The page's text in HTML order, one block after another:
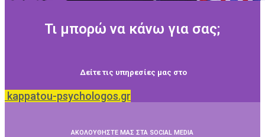
Τι μπορώ να κάνω για σας;
Δείτε τις υπηρεσίες μας στο
kappatou-psychologos.gr
ΑΚΟΛΟΥΘΗΣΤΕ ΜΑΣ ΣΤΑ SOCIAL MEDIA